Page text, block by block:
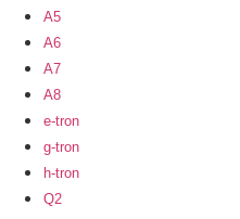
A5
A6
A7
A8
e-tron
g-tron
h-tron
Q2